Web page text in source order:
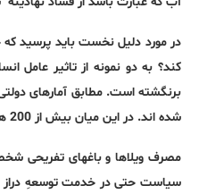
در مورد دلیل نخست باید پرسید که
کند؟ به دو نمونه از تاثیر عامل
شده اند. در این میان بیش از 200 هزار حلقه چاه حتی بدون مجوز و پروانه اند که بیشتر آنها برای
مصرف ویلاها و باغهای تفریحی
سیاست حتی در خدمت توسعهِ دراز